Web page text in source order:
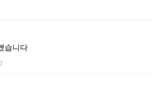
습니다